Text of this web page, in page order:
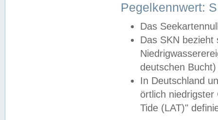
Pegelkennwert:
Das
Das SKN
deutschen
In Deutschland
örtlich
Tide (LAT)"